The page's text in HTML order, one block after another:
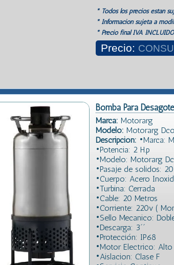
* Todos los precios estan
* Información sujeta a
* Precio final IVA
Precio:
Bomba Para
Marca: Motorarg
Modelo: Motorarg
Descripción: •Marca:
•Potencia: 2 H.p
•Modelo: Motorarg
•Pasaje de solidos:
•Cuerpo: Acero
•Turbina: Cerrada
•Cable: 20 Metros
•Corriente: 220v (
•Sello Mecanico:
•Descarga: 3´´
•Protección: IP68
•Motor Electrico: Alto
•Aislacion: Clase F